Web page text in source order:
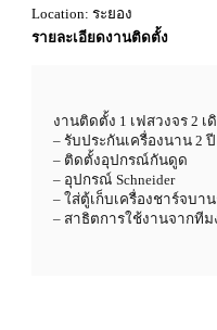
Location: ระยอง
รายละเอียดงานติดตั้ง
งานติดตั้ง 1 เฟสวงจร 2
– รับประกันเครื่องนาน 2 ปี
– ติดตั้งอุปกรณ์กันดูด
– อุปกรณ์ Schneider
– ใส่ตู้เก็บเครื่องชาร์จบา
– สาธิตการใช้งานจากทีม